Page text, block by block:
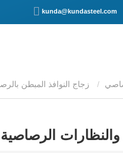
kunda@kundasteel.com
الرصاصية